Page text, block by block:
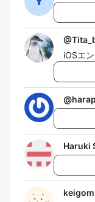
@
iOSエ
@
Haruki